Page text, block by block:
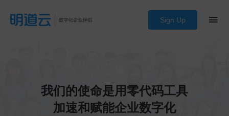
Sign Up
我们的使命是用零代码工具
加速和赋能企业数字化